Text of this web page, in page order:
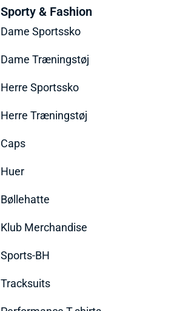
Sporty & Fashion
Dame Sportssko
Dame Træningstøj
Herre Sportssko
Herre Træningstøj
Caps
Huer
Bøllehatte
Klub Merchandise
Sports-BH
Tracksuits